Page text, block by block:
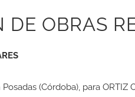
DE OBRAS
(Córdoba), para ORTIZ